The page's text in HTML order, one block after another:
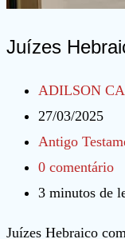
Juízes
Autor
do
post:
ADILSON
Post
publicado:
27/03/2025
Categoria
do
post:
Antigo
Comentários
do
0 comentário
Tempo
3 minutos de
Juízes Hebraico